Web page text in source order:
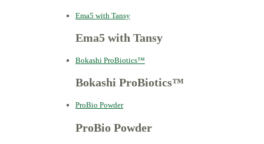
Ema5 with Tansy
Ema5 with Tansy
Bokashi ProBiotics™
Bokashi ProBiotics™
ProBio Powder
ProBio Powder